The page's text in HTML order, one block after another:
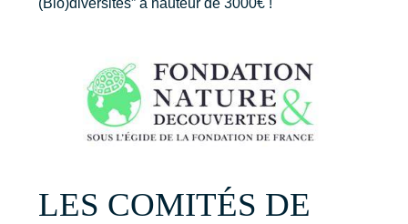
(Bio)diversités” à hauteur de 3000€ !
LES COMITÉS DE